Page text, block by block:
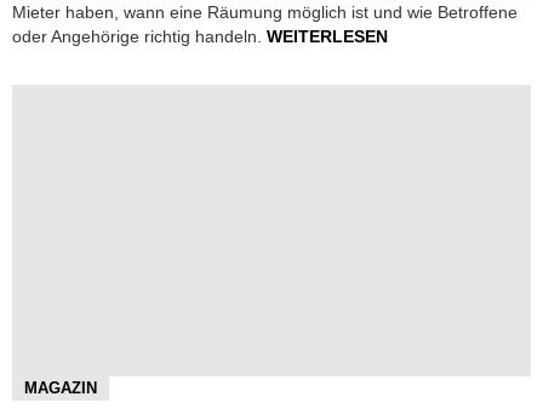
Mieter haben, wann eine Räumung möglich ist und wie Betroffene
oder Angehörige richtig handeln. WEITERLESEN
MAGAZIN